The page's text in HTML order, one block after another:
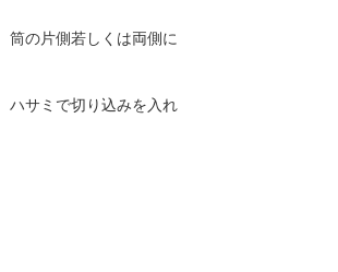
筒の片側若しくは両側に
ハサミで切り込みを入れ